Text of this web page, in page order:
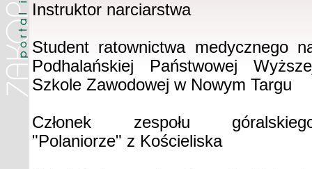
Instruktor narciarstwa
Student ratownictwa medycznego
Podhalańskiej Państwowej
Szkole Zawodowej w Nowym Targu
Członek zespołu
"Polaniorze" z Kościeliska